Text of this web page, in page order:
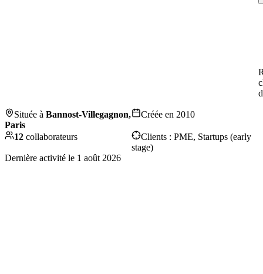
Située à Bannost-Villegagnon,
Paris
Créée en 2010
12 collaborateurs Clients : PME, Startups (early
stage)
Dernière activité le 1 août 2026